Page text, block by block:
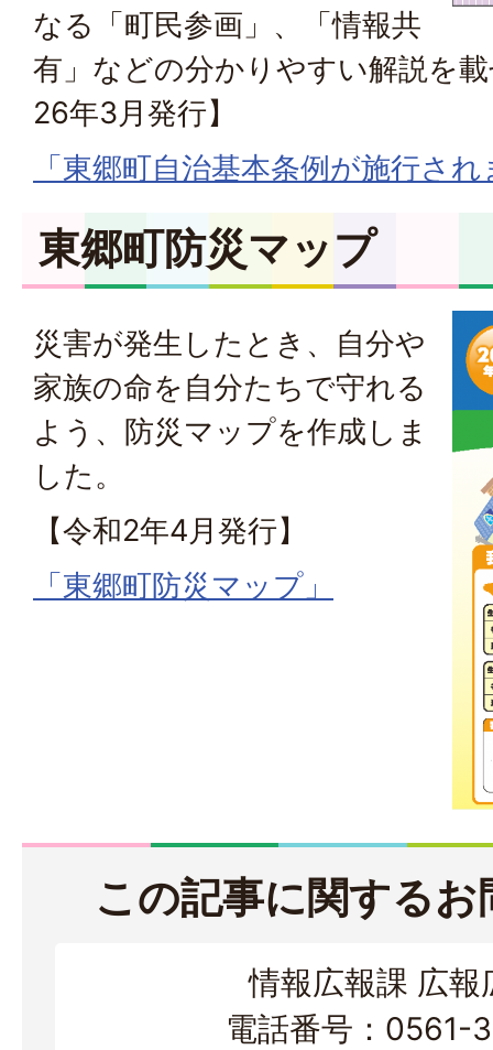
なる「町民参画」、「情報共
有」などの分かりやすい解説を
26年3月発行】
「東郷町自治基本条例が施行さ
東郷町防災マップ
災害が発生したとき、自分や
家族の命を自分たちで守れる
よう、防災マップを作成しま
した。
【令和2年4月発行】
「東郷町防災マップ」
この記事に関する
情報広報課 広報
電話番号：0561-